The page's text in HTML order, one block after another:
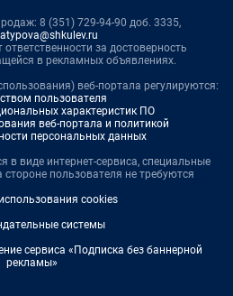
8 (351) 729-94-90 доб. 3335,
ответственности за достоверность
в рекламных объявлениях.
веб-портала регулируются:
пользователя
характеристик ПО
веб-портала и политикой
персональных данных
в виде интернет-сервиса, специальные
стороне пользователя не требуются
cookies
системы
сервиса «Подписка без баннерной
рекламы»